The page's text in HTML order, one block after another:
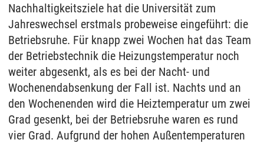
Nachhaltigkeitsziele hat die Universität zum
Jahreswechsel erstmals probeweise eingeführt: die
Betriebsruhe. Für knapp zwei Wochen hat das Team
der Betriebstechnik die Heizungstemperatur noch
weiter abgesenkt, als es bei der Nacht- und
Wochenendabsenkung der Fall ist. Nachts und an
den Wochenenden wird die Heiztemperatur um zwei
Grad gesenkt, bei der Betriebsruhe waren es rund
vier Grad. Aufgrund der hohen Außentemperaturen